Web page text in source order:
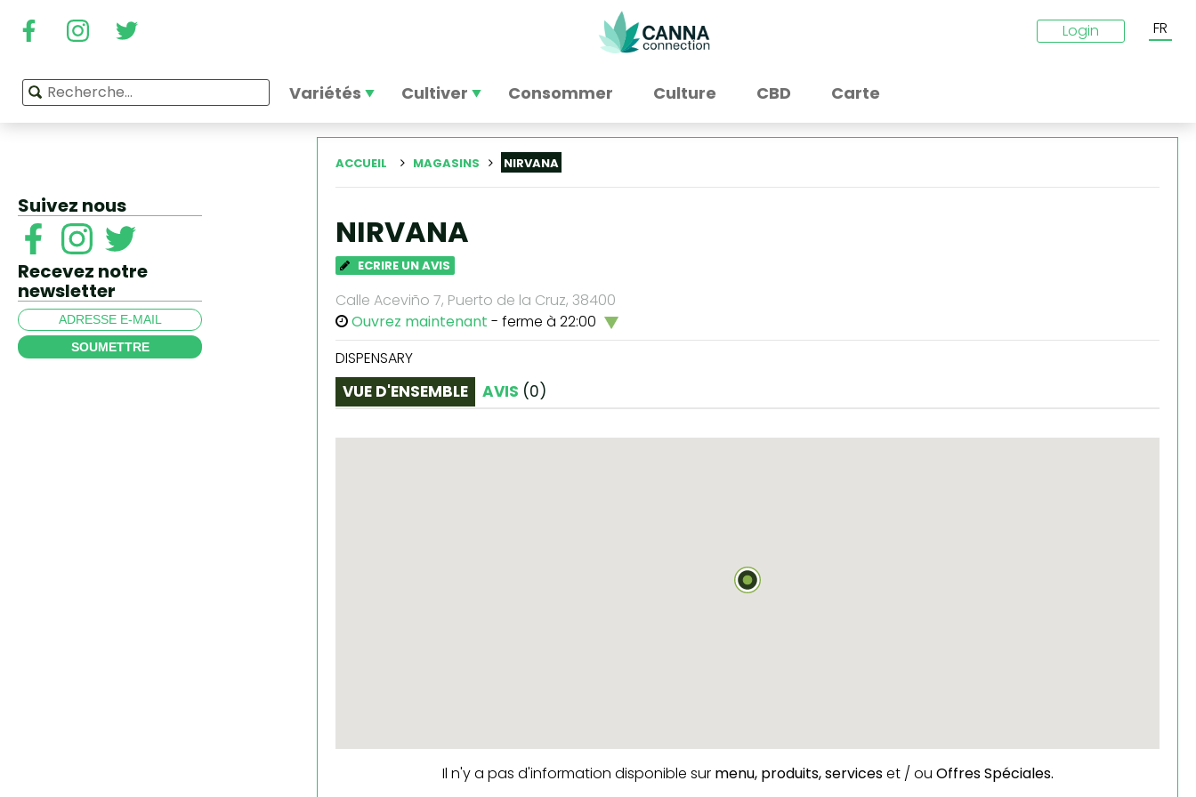
Login FR
Variétés Cultiver Consommer Culture CBD Carte
Suivez nous
Recevez notre
newsletter
SOUMETTRE
ACCUEIL MAGASINS NIRVANA
NIRVANA
ECRIRE UN AVIS
Calle Aceviño 7, Puerto de la Cruz, 38400
Ouvrez maintenant - ferme à 22:00
DISPENSARY
VUE D'ENSEMBLE AVIS (0)
Il n'y a pas d'information disponible sur menu, produits,serviceset / ou Offres Spéciales.